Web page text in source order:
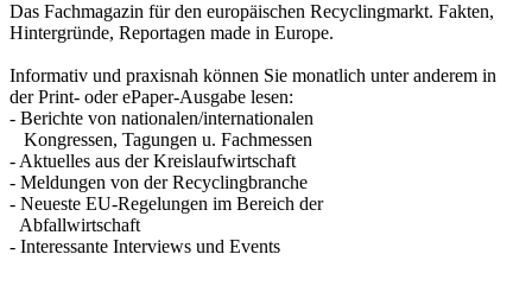
Das Fachmagazin für den europäischen Recyclingmarkt. Fakten,
Hintergründe, Reportagen made in Europe.
Informativ und praxisnah können Sie monatlich unter anderem in
der Print- oder ePaper-Ausgabe lesen:
- Berichte von nationalen/internationalen
Kongressen, Tagungen u. Fachmessen
- Aktuelles aus der Kreislaufwirtschaft
- Meldungen von der Recyclingbranche
- Neueste EU-Regelungen im Bereich der
Abfallwirtschaft
- Interessante Interviews und Events